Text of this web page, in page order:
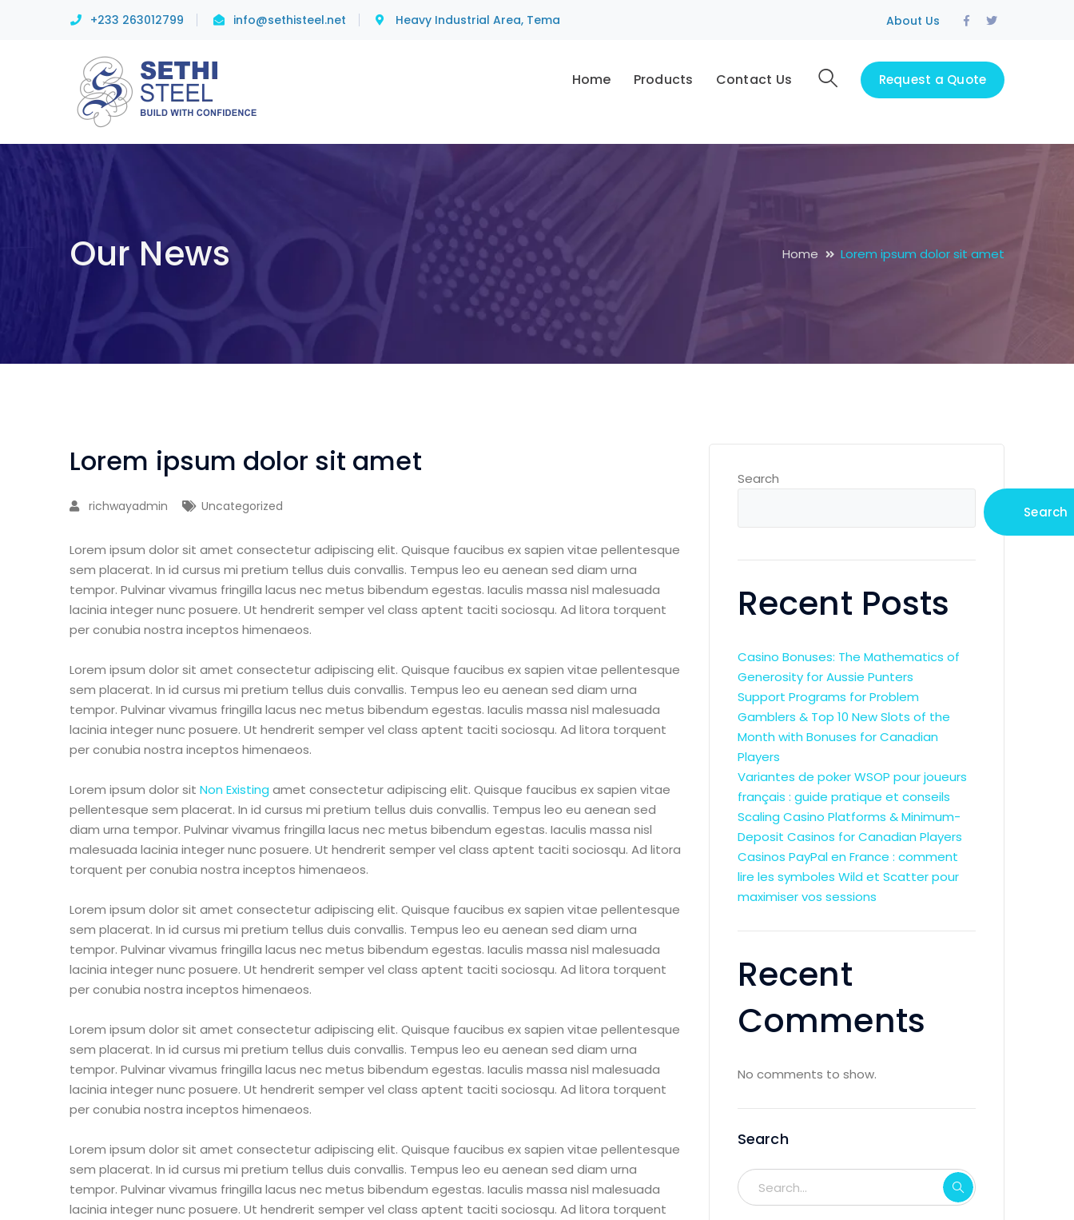
+233 263012799 info@sethisteel.net Heavy Industrial Area, Tema About Us
Facebook
Twitter
Request a Quote
Home Products Contact Us
Our News Home Lorem ipsum dolor sit amet
Lorem ipsum dolor sit amet
richwayadmin Uncategorized
Lorem ipsum dolor sit amet consectetur adipiscing elit. Quisque faucibus ex sapien vitae pellentesque
sem placerat. In id cursus mi pretium tellus duis convallis. Tempus leo eu aenean sed diam urna
tempor. Pulvinar vivamus fringilla lacus nec metus bibendum egestas. Iaculis massa nisl malesuada
lacinia integer nunc posuere. Ut hendrerit semper vel class aptent taciti sociosqu. Ad litora torquent
per conubia nostra inceptos himenaeos.
Lorem ipsum dolor sit amet consectetur adipiscing elit. Quisque faucibus ex sapien vitae pellentesque
sem placerat. In id cursus mi pretium tellus duis convallis. Tempus leo eu aenean sed diam urna
tempor. Pulvinar vivamus fringilla lacus nec metus bibendum egestas. Iaculis massa nisl malesuada
lacinia integer nunc posuere. Ut hendrerit semper vel class aptent taciti sociosqu. Ad litora torquent
per conubia nostra inceptos himenaeos.
Lorem ipsum dolor sit Non Existing amet consectetur adipiscing elit. Quisque faucibus ex sapien vitae
pellentesque sem placerat. In id cursus mi pretium tellus duis convallis. Tempus leo eu aenean sed
diam urna tempor. Pulvinar vivamus fringilla lacus nec metus bibendum egestas. Iaculis massa nisl
malesuada lacinia integer nunc posuere. Ut hendrerit semper vel class aptent taciti sociosqu. Ad litora
torquent per conubia nostra inceptos himenaeos.
Lorem ipsum dolor sit amet consectetur adipiscing elit. Quisque faucibus ex sapien vitae pellentesque
sem placerat. In id cursus mi pretium tellus duis convallis. Tempus leo eu aenean sed diam urna
tempor. Pulvinar vivamus fringilla lacus nec metus bibendum egestas. Iaculis massa nisl malesuada
lacinia integer nunc posuere. Ut hendrerit semper vel class aptent taciti sociosqu. Ad litora torquent
per conubia nostra inceptos himenaeos.
Lorem ipsum dolor sit amet consectetur adipiscing elit. Quisque faucibus ex sapien vitae pellentesque
sem placerat. In id cursus mi pretium tellus duis convallis. Tempus leo eu aenean sed diam urna
tempor. Pulvinar vivamus fringilla lacus nec metus bibendum egestas. Iaculis massa nisl malesuada
lacinia integer nunc posuere. Ut hendrerit semper vel class aptent taciti sociosqu. Ad litora torquent
per conubia nostra inceptos himenaeos.
Lorem ipsum dolor sit amet consectetur adipiscing elit. Quisque faucibus ex sapien vitae pellentesque
sem placerat. In id cursus mi pretium tellus duis convallis. Tempus leo eu aenean sed diam urna
tempor. Pulvinar vivamus fringilla lacus nec metus bibendum egestas. Iaculis massa nisl malesuada
lacinia integer nunc posuere. Ut hendrerit semper vel class aptent taciti sociosqu. Ad litora torquent
Search
Search
Recent Posts
Casino Bonuses: The Mathematics of
Generosity for Aussie Punters
Support Programs for Problem
Gamblers & Top 10 New Slots of the
Month with Bonuses for Canadian
Players
Variantes de poker WSOP pour joueurs
français : guide pratique et conseils
Scaling Casino Platforms & Minimum-
Deposit Casinos for Canadian Players
Casinos PayPal en France : comment
lire les symboles Wild et Scatter pour
maximiser vos sessions
Recent
Comments
No comments to show.
Search